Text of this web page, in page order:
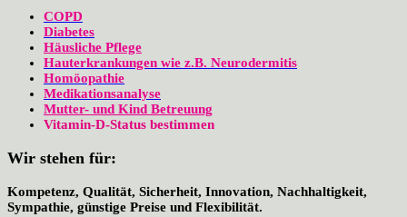
COPD
Diabetes
Häusliche Pflege
Hauterkrankungen wie z.B. Neurodermitis
Homöopathie
Medikationsanalyse
Mutter- und Kind Betreuung
Vitamin-D-Status bestimmen
Wir stehen für:
Kompetenz, Qualität, Sicherheit, Innovation, Nachhaltigkeit,
Sympathie, günstige Preise und Flexibilität.